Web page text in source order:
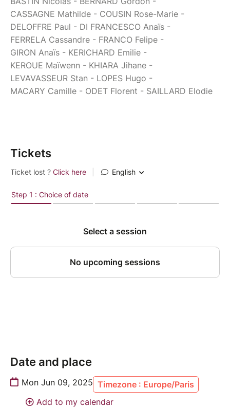
CASSAGNE Mathilde - COUSIN Rose-Marie -
DELOFFRE Paul - DI FRANCESCO Anaïs -
FERRELA Cassandre - FRANCO Felipe -
GIRON Anaïs - KERICHARD Emilie -
KEROUE Maïwenn - KHIARA Jihane -
LEVAVASSEUR Stan - LOPES Hugo -
MACARY Camille - ODET Florent - SAILLARD Elodie
Tickets
Date and place
Mon Jun 09, 2025 Timezone : Europe/Paris
Add to my calendar